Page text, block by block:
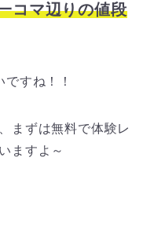
コマ辺りの値段
すね！！
まずは無料で体験レ
ますよ～